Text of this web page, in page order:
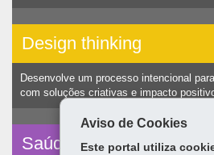
Design thinking
Desenvolve um processo intencional
com soluções criativas e impacto
Saúde vocal
Aviso de Cookies
Este portal utiliza